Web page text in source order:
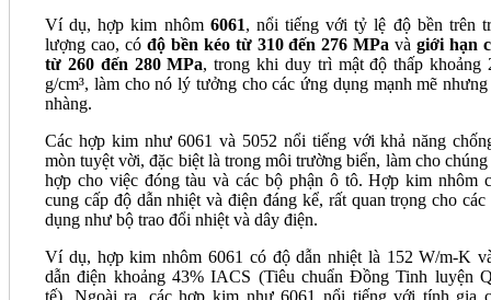
Ví dụ, hợp kim nhôm 6061, nổi tiếng với tỷ lệ độ bền trên
lượng cao, có độ bền kéo từ 310 đến 276 MPa vàgiới hạn
từ 260 đến 280 MPa, trong khi duy trì mật độ thấp khoảng
g/cm³, làm cho nó lý tưởng cho các ứng dụng mạnh mẽ nhưng
nhàng.
Các hợp kim như 6061 và 5052 nổi tiếng với khả năng
mòn tuyệt vời, đặc biệt là trong môi trường biển, làm cho chúng
hợp cho việc đóng tàu và các bộ phận ô tô. Hợp kim nhôm
cung cấp độ dẫn nhiệt và điện đáng kể, rất quan trọng cho các
dụng như bộ trao đổi nhiệt và dây điện.
Ví dụ, hợp kim nhôm 6061 có độ dẫn nhiệt là 152 W/m-K
dẫn điện khoảng 43% IACS (Tiêu chuẩn Đồng Tinh luyện
tế). Ngoài ra, các hợp kim như 6061 nổi tiếng với tính gia